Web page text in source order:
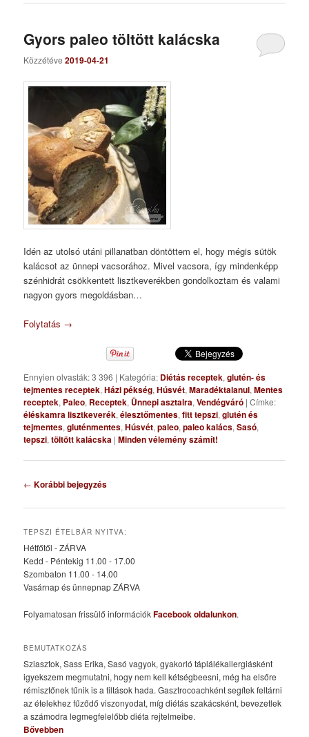
Gyors paleo töltött kalácska
Közzétéve2019-04-21
Idén az utolsó utáni pillanatban döntöttem el, hogy mégis sütök
kalácsot az ünnepi vacsorához. Mivel vacsora, így mindenképp
szénhidrát csökkentett lisztkeverékben gondolkoztam és valami
nagyon gyors megoldásban…
Folytatás →
Ennyien olvasták: 3 396 | Kategória: Diétás receptek,glutén- és
tejmentes receptek,Házi pékség,Húsvét,Maradéktalanul,Mentes
receptek, Paleo, Receptek, Ünnepi asztalra,Vendégváró |Címke:
éléskamra lisztkeverék,élesztőmentes,fitt tepszi,glutén és
tejmentes,gluténmentes,Húsvét,paleo,paleo kalács,Sasó,
tepszi,töltött kalácska |Minden vélemény számít!
Bejegyzés
← Korábbi bejegyzés
TEPSZI ÉTELBÁR NYITVA:
Hétfőtől - ZÁRVA
Kedd - Péntekig 11.00 - 17.00
Szombaton 11.00 - 14.00
Vasárnap és ünnepnap ZÁRVA
Folyamatosan frissülő információkFacebook oldalunkon.
BEMUTATKOZÁS
Sziasztok, Sass Erika, Sasó vagyok, gyakorló táplálékallergiásként
igyekszem megmutatni, hogy nem kell kétségbeesni, még ha elsőre
rémisztőnek tűnik is a tiltások hada. Gasztrocoachként segítek feltárni
az ételekhez fűződő viszonyodat, míg diétás szakácsként, bevezetlek
a számodra legmegfelelőbb diéta rejtelmeibe.
Bővebben